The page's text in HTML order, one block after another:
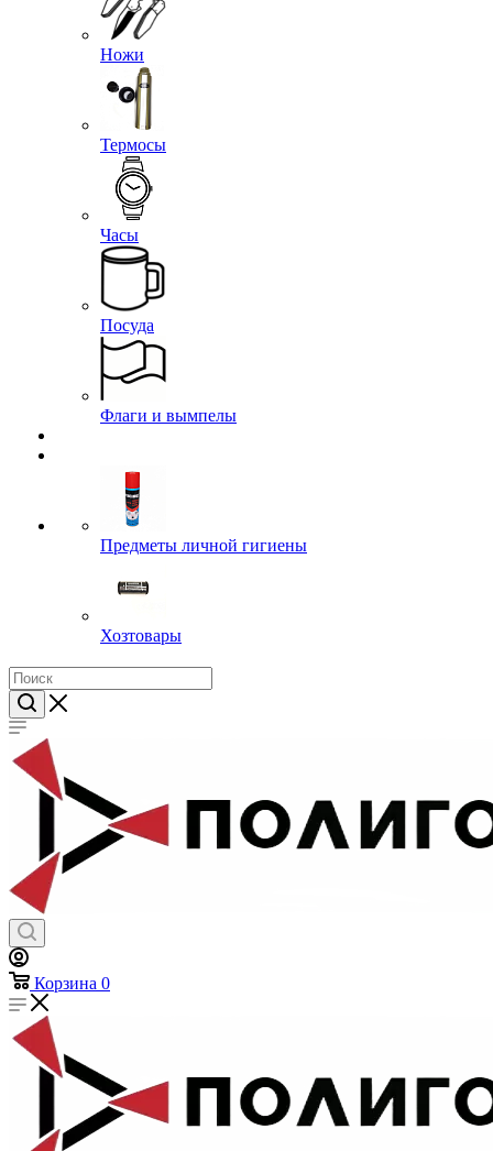
Ножи
Термосы
Часы
Посуда
Флаги и вымпелы
Предметы личной гигиены
Хозтовары
Корзина 0